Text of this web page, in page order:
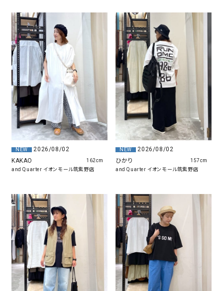
NEW
2026/08/02
KAKAO
and Quarter イオンモール筑紫野店
162cm
NEW
2026/08/02
ひかり
and Quarter イオンモール筑紫野店
157cm